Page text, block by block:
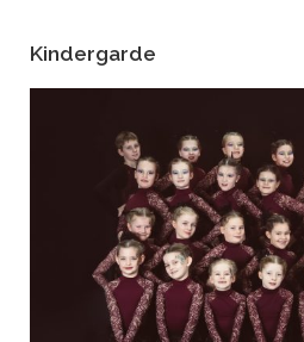
Kindergarde